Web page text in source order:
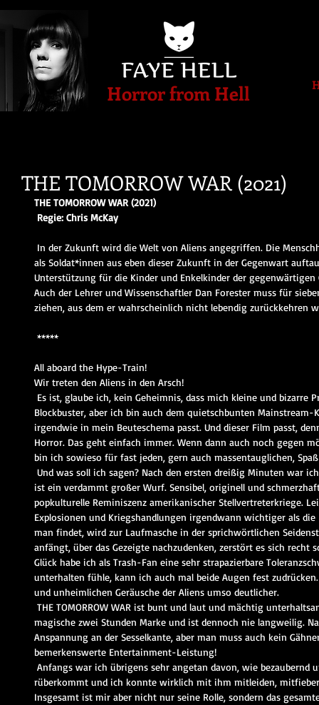
Horror from Hell
THE TOMORROW WAR (2021)
THE TOMORROW WAR (2021)
Regie: Chris McKay
als Soldat*innen aus eben dieser Zukunft in der Gegenwart
Unterstützung für die Kinder und Enkelkinder der
Auch der Lehrer und Wissenschaftler Dan Forester muss für
ziehen, aus dem er wahrscheinlich nicht lebendig zurückkehren
*****
All aboard the Hype-Train!
Wir treten den Aliens in den Arsch!
Blockbuster, aber ich bin auch dem quietschbunten
irgendwie in mein Beuteschema passt. Und dieser Film passt,
Horror. Das geht einfach immer. Wenn dann auch noch gegen
bin ich sowieso für fast jeden, gern auch massentauglichen,
ist ein verdammt großer Wurf. Sensibel, originell und
popkulturelle Reminiszenz amerikanischer Stellvertreterkriege.
Explosionen und Kriegshandlungen irgendwann wichtiger als
man findet, wird zur Laufmasche in der sprichwörtlichen
anfängt, über das Gezeigte nachzudenken, zerstört es sich recht
Glück habe ich als Trash-Fan eine sehr strapazierbare
unterhalten fühle, kann ich auch mal beide Augen fest
und unheimlichen Geräusche der Aliens umso deutlicher.
magische zwei Stunden Marke und ist dennoch nie langweilig.
Anspannung an der Sesselkante, aber man muss auch kein
bemerkenswerte Entertainment-Leistung!
rüberkommt und ich konnte wirklich mit ihm mitleiden,
Insgesamt ist mir aber nicht nur seine Rolle, sondern das